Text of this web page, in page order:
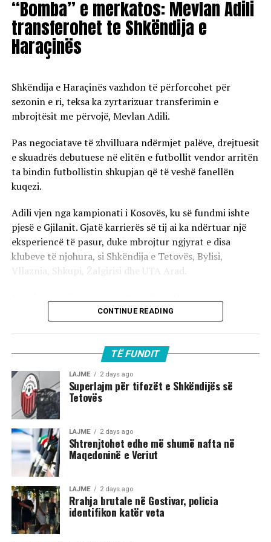
në të ardhmen të zgjedhë ta përfaqësojë Kosovën në
arenën ndërkombëtare.
Me formën që po tregon te Bayerni, Arijon Ibrahimoviç
shihet si një futbollist me potencial për t’u shndërruar
evropian./Albinfo.ch
“Bomba” e merkatos: Mevlan Adili
transferohet te Shkëndija e
Haraçinës
Shkëndija e Haraçinës vazhdon të përforcohet për
sezonin e ri, teksa ka zyrtarizuar transferimin e
mbrojtësit me përvojë, Mevlan Adili.
Pas negociatave të zhvilluara ndërmjet palëve, drejtuesit
e skuadrës debutuese në elitën e futbollit vendor arritën
ta bindin futbollistin shkupjan që të veshë fanellën
kuqezi.
Adili vjen nga kampionati i Kosovës, ku së fundmi ishte
pjesë e Gjilanit. Gjatë karrierës së tij ai ka ndërtuar një
eksperiencë të pasur, duke mbrojtur ngjyrat e disa
klubeve të njohura, si Shkëndija e Tetovës, Bylisi,
Vllaznia, Shkupi, Žalgirisi dhe UTA Arad.
fitojë më shumë siguri në repartin defensiv dhe të
CONTINUE READING
TË FUNDIT
LAJME 2 days ago
Superlajm për tifozët e Shkëndijës së
Tetovës
LAJME 2 days ago
Shtrenjtohet edhe më shumë nafta në
Maqedoninë e Veriut
LAJME 2 days ago
Rrahja brutale në Gostivar, policia
identifikon katër veta